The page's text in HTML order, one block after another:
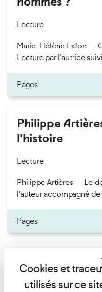
Lecture
Marie-Hélène Lafon —
Lecture par l’autrice
Pages
Philippe
l'histoire
Lecture
Philippe Artières — Le
l’auteur accompagné de
Pages
Fanny
Invités de